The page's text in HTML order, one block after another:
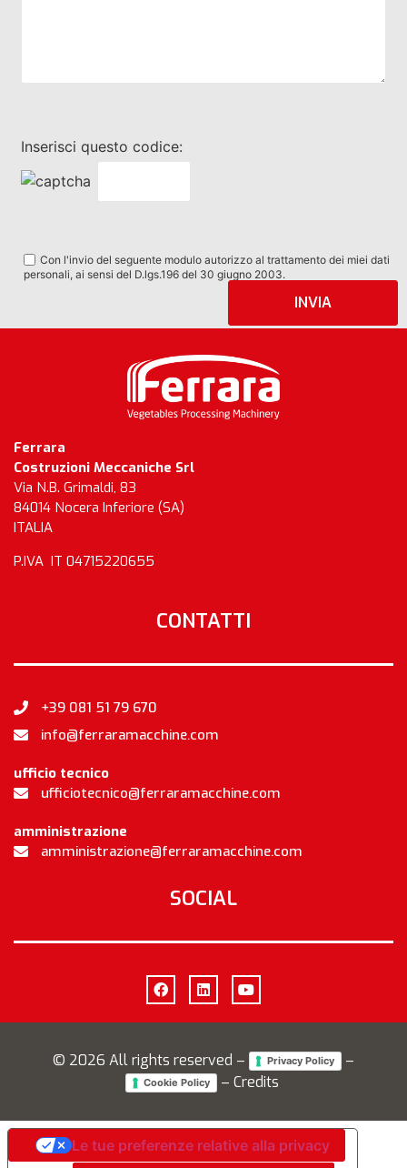
Inserisci questo codice:
Con l'invio del seguente modulo autorizzo al trattamento dei miei dati
personali, ai sensi del D.lgs.196 del 30 giugno 2003.
Ferrara
Costruzioni Meccaniche Srl
Via N.B. Grimaldi, 83
84014 Nocera Inferiore (SA)
ITALIA
P.IVA IT 04715220655
CONTATTI
+39 081 51 79 670
info@ferraramacchine.com
ufficio tecnico
ufficiotecnico@ferraramacchine.com
amministrazione
amministrazione@ferraramacchine.com
SOCIAL
© 2026 All rights reserved – Privacy Policy –
Cookie Policy – Credits
Le tue preferenze relative alla privacy